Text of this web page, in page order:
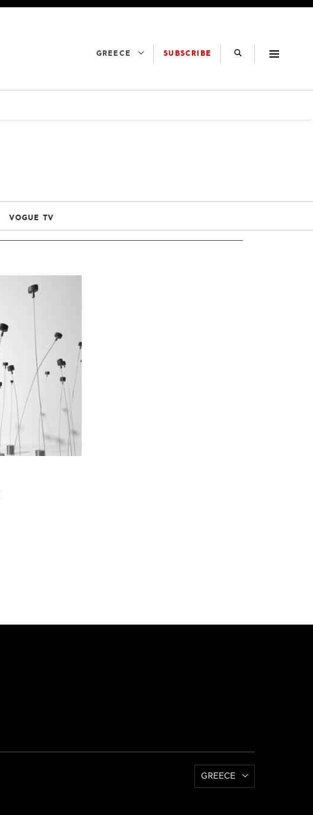
GREECE SUBSCRIBE
VOGUE TV
GREECE